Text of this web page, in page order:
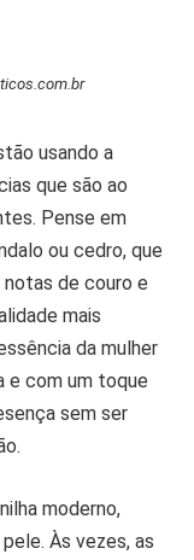
usando a
que são ao
Pense em
ou cedro, que
notas de couro e
mais
da mulher
e com um toque
sem ser
moderno,
Às vezes, as